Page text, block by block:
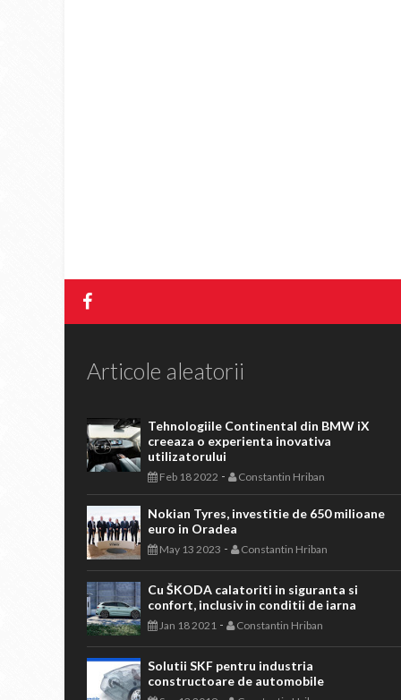
Articole aleatorii
Tehnologiile Continental din BMW iX
creeaza o experienta inovativa
utilizatorului
Feb 18 2022 - Constantin Hriban
Nokian Tyres, investitie de 650 milioane
euro in Oradea
May 13 2023 - Constantin Hriban
Cu ŠKODA calatoriti in siguranta si
confort, inclusiv in conditii de iarna
Jan 18 2021 - Constantin Hriban
Solutii SKF pentru industria
constructoare de automobile